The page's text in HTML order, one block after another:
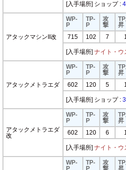
[入手場所] ショップ :
アタックマシンII改
WP-
P
TP-
P
攻
撃
昇
715 102 7
[入手場所] ナイト・ウ
アタックメトラエダ
WP-
P
TP-
P
攻
撃
昇
602 120 5
[入手場所] ショップ :
アタックメトラエダ
改
WP-
P
TP-
P
攻
撃
昇
602 120 6
[入手場所] ナイト・ウ
WP-
P
TP-
P
攻
撃
昇